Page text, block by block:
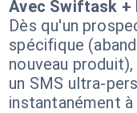
Avec Swiftask +
Dès qu'un
spécifique
nouveau
un SMS ultra-
instantanément